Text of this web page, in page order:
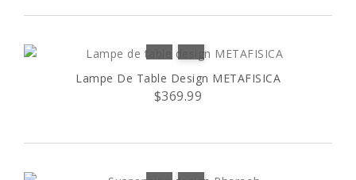
Lampe De Table Design METAFISICA
$369.99